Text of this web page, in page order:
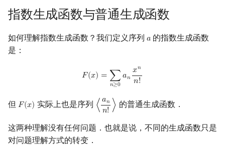
杜教筛
Powerful Number 筛
Meissel–Lehmer 算法
霍夫曼树
图的匹配
Prüfer 序列
支配树
指数生成函数与普通生成函数
如何理解指数生成函数？我们定义序列 𝑎
a 的指数生成函数
是：
𝐹(𝑥) = ∑
𝑛≥0
𝑎𝑛
𝑥𝑛
𝑛!
F(x )= ≥0a nn!
但 𝐹(𝑥)
F(x) 实际上也是序列 ⟨ 𝑎𝑛
𝑛! ⟩
⟨ann !⟩ 的普通生成函数．
这两种理解没有任何问题．也就是说，不同的生成函数只是
对问题理解方式的转变．